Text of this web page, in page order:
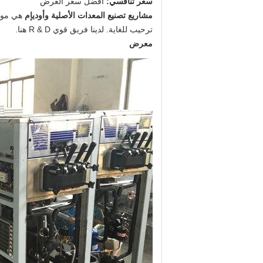
مشاريع تصنيع المعدات الأصلية وأوديإم هي
ترحيب للغاية.
لدينا فريق قوي R & D هنا.
معرض